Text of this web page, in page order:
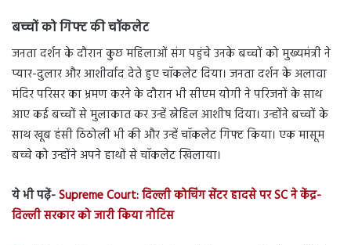
बच्चों को गिफ्ट की चॉकलेट
जनता दर्शन के दौरान कुछ महिलाओं संग पहुंचे उनके बच्चों को मुख्यमंत्री ने
प्यार-दुलार और आशीर्वाद देते हुए चॉकलेट दिया। जनता दर्शन के अलावा
मंदिर परिसर का भ्रमण करने के दौरान भी सीएम योगी ने परिजनों के साथ
आए कई बच्चों से मुलाकात कर उन्हें स्नेहिल आशीष दिया। उन्होंने बच्चों के
साथ खूब हंसी ठिठोली भी की और उन्हें चॉकलेट गिफ्ट किया। एक मासूम
बच्चे को उन्होंने अपने हाथों से चॉकलेट खिलाया।
ये भी पढ़ें-Supreme Court: दिल्ली कोचिंग सेंटर हादसे पर SC ने केंद्र-
दिल्ली सरकार को जारी किया नोटिस